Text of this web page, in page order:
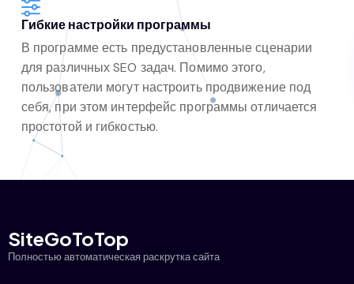
Гибкие настройки программы
В программе есть предустановленные сценарии
для различных SEO задач. Помимо этого,
пользователи могут настроить продвижение под
себя, при этом интерфейс программы отличается
простотой и гибкостью.
SiteGoToTop
Полностью автоматическая раскрутка сайта